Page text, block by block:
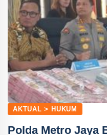
AKTUAL > HUKUM
Polda Metro Jaya